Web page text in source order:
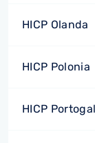
HICP Olanda
HICP Polonia
HICP